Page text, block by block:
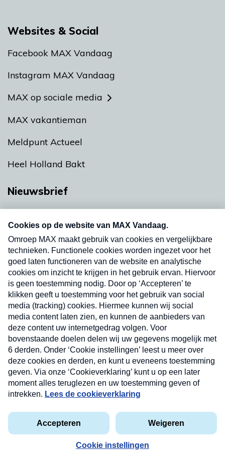
Websites & Social
Facebook MAX Vandaag
Instagram MAX Vandaag
MAX op sociale media
MAX vakantieman
Meldpunt Actueel
Heel Holland Bakt
Nieuwsbrief
nieuwsbrief. Elke vrijdag- en dinsdagochtend in
uw mailbox.
Verzend
Privacyverklaring
Cookieverklaring
Kwetsbaarheid melden
Copyright © 2026 MAX Vandaag - Omroep MAX
Nieuwsbrief
Neem hier een gratis abonnement op onze
nieuwsbrief. Elke vrijdag- en dinsdagochtend in uw